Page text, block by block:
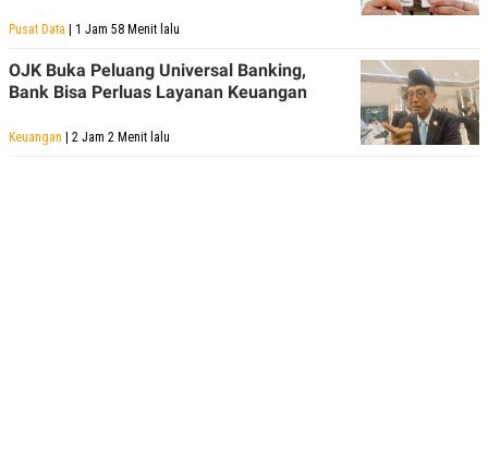
Pusat Data | 1 Jam 58 Menit lalu
OJK Buka Peluang Universal Banking,
Bank Bisa Perluas Layanan Keuangan
Keuangan | 2 Jam 2 Menit lalu